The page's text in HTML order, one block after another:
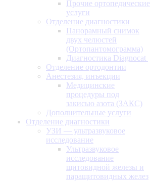
Прочие ортопедические
услуги
Отделение диагностики
Панорамный снимок
двух челюстей
(Ортопантомограмма)
Диагностика Diagnocat
Отделение ортодонтии
Анестезия, инъекции
Медицинские
процедуры под
закисью азота (ЗАКС)
Дополнительные услуги
Отделение диагностики
УЗИ — ультразвуковое
исследование
Ультразвуковое
исследование
щитовидной железы и
паращитовидных желез